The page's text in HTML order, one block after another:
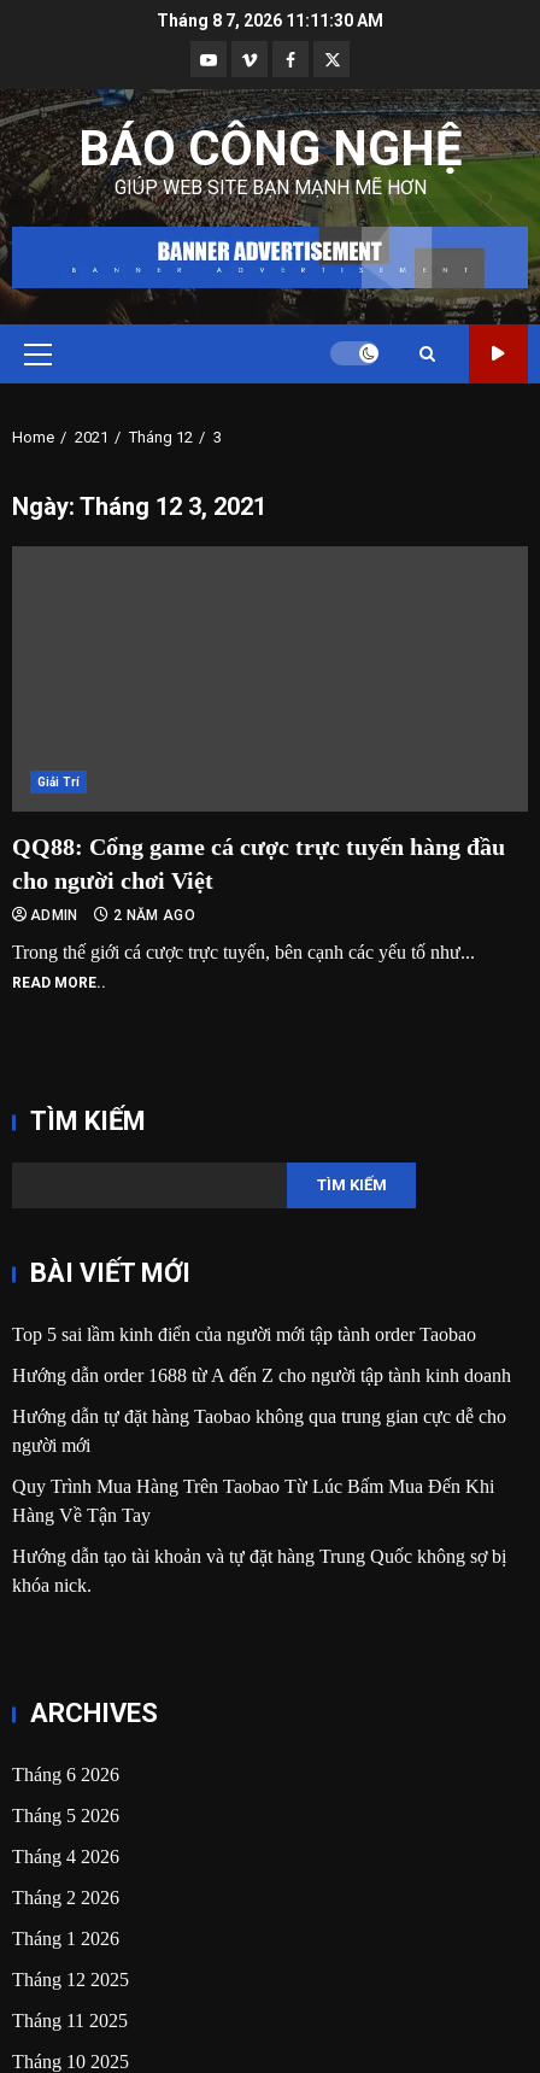
Tháng 8 7, 2026 11:11:31 AM
YoutubeVimeoFacebook
Twitter
BÁO CÔNG NGHỆ
GIÚP WEB SITE BẠN MẠNH MẼ HƠN
Primary
Menu
Home 2021 Tháng 12 3
Ngày: Tháng 12 3, 2021
Giải Trí
QQ88: Cổng game cá cược trực tuyến hàng đầu
cho người chơi Việt
ADMIN 2 NĂM AGO
Trong thế giới cá cược trực tuyến, bên cạnh các yếu tố như...
READ MORE..
TÌM KIẾM
TÌM KIẾM
BÀI VIẾT MỚI
Top 5 sai lầm kinh điển của người mới tập tành order Taobao
Hướng dẫn order 1688 từ A đến Z cho người tập tành kinh doanh
Hướng dẫn tự đặt hàng Taobao không qua trung gian cực dễ cho
người mới
Quy Trình Mua Hàng Trên Taobao Từ Lúc Bấm Mua Đến Khi
Hàng Về Tận Tay
Hướng dẫn tạo tài khoản và tự đặt hàng Trung Quốc không sợ bị
khóa nick.
ARCHIVES
Tháng 6 2026
Tháng 5 2026
Tháng 4 2026
Tháng 2 2026
Tháng 1 2026
Tháng 12 2025
Tháng 11 2025
Tháng 10 2025